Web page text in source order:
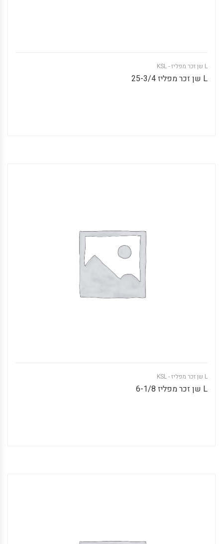
L שן זכר מפליז - KSL
L שן זכר מפליז 25-3/4
L שן זכר מפליז - KSL
L שן זכר מפליז 6-1/8